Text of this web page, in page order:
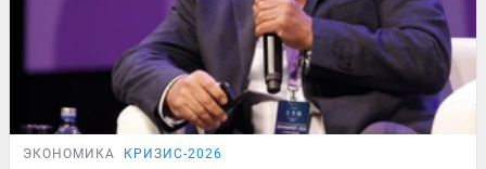
ЭКОНОМИКА КРИЗИС-2026